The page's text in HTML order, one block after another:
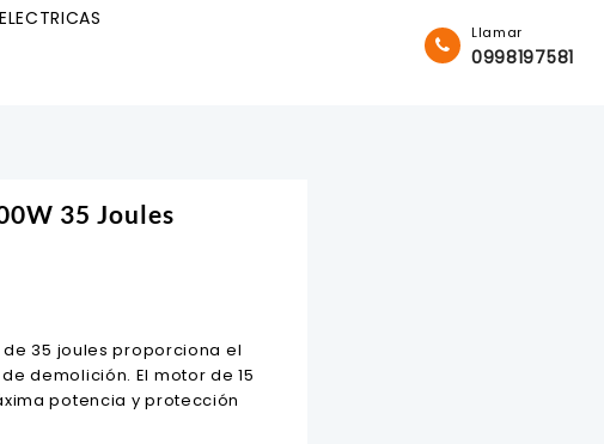
Llamar
0998197581
35 Joules
35 joules proporciona el
demolición. El motor de 15
potencia y protección